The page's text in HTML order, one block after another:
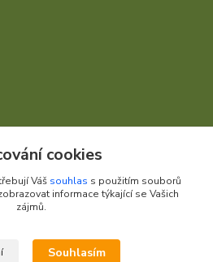
cookies
Váš souhlas s použitím souborů
informace týkající se Vašich
zájmů.
Souhlasím